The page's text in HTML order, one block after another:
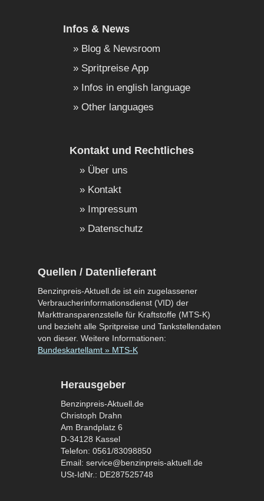
Infos & News
Blog & Newsroom
Spritpreise App
Infos in english language
Other languages
Kontakt und Rechtliches
Über uns
Kontakt
Impressum
Datenschutz
Quellen / Datenlieferant
Benzinpreis-Aktuell.de ist ein zugelassener
Verbraucherinformationsdienst (VID) der
Markttransparenzstelle für Kraftstoffe (MTS-K)
und bezieht alle Spritpreise und Tankstellendaten
von dieser. Weitere Informationen:
Bundeskartellamt » MTS-K
Herausgeber
Benzinpreis-Aktuell.de
Christoph Drahn
Am Brandplatz 6
D-34128 Kassel
Telefon: 0561/83098850
Email: service@benzinpreis-aktuell.de
USt-IdNr.: DE287525748